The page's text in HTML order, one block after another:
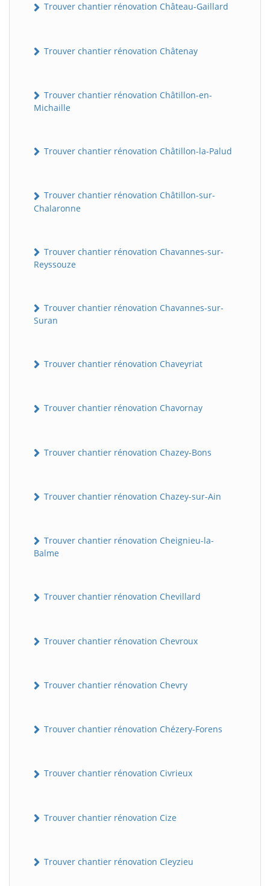
Trouver chantier rénovation Château-Gaillard
Trouver chantier rénovation Châtenay
Trouver chantier rénovation Châtillon-en-
Michaille
Trouver chantier rénovation Châtillon-la-Palud
Trouver chantier rénovation Châtillon-sur-
Chalaronne
Trouver chantier rénovation Chavannes-sur-
Reyssouze
Trouver chantier rénovation Chavannes-sur-
Suran
Trouver chantier rénovation Chaveyriat
Trouver chantier rénovation Chavornay
Trouver chantier rénovation Chazey-Bons
Trouver chantier rénovation Chazey-sur-Ain
Trouver chantier rénovation Cheignieu-la-
Balme
Trouver chantier rénovation Chevillard
Trouver chantier rénovation Chevroux
Trouver chantier rénovation Chevry
Trouver chantier rénovation Chézery-Forens
Trouver chantier rénovation Civrieux
Trouver chantier rénovation Cize
Trouver chantier rénovation Cleyzieu
Assistant en ligne